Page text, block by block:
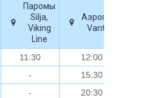
Паромы
Silja,
Viking
Line
Аэропорт
Vantaa
11:30
12:00
-
15:30
- 20:30